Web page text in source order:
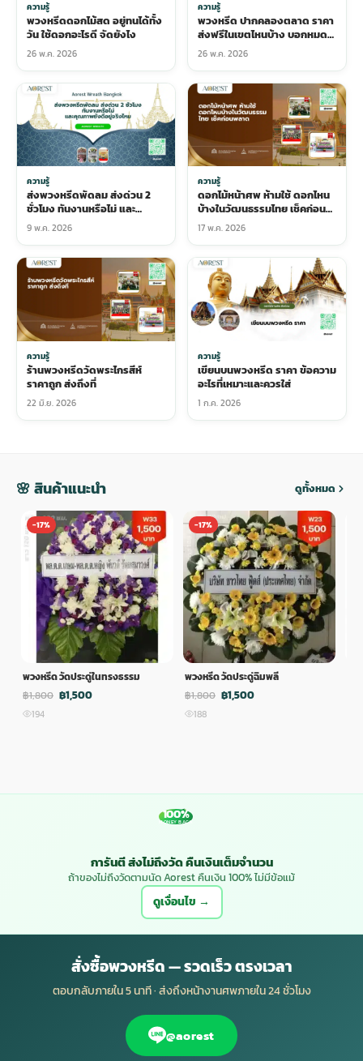
ความรู้
พวงหรีดดอกไม้สด อยู่ทนได้ทั้ง
วัน ใช้ดอกอะไรดี จัดยังไง
26 พ.ค. 2026
ความรู้
พวงหรีด ปากคลองตลาด ราคา
ส่งฟรีในเขตไหนบ้าง บอกหมด
ไม่ต้องเดา
26 พ.ค. 2026
ความรู้
ส่งพวงหรีดพัดลม ส่งด่วน 2
ชั่วโมง ทันงานหรือไม่ และ
คุณภาพยังดีอยู่จริงไหม
9 พ.ค. 2026
ความรู้
ดอกไม้หน้าศพ ห้ามใช้ ดอกไหน
บ้างในวัฒนธรรมไทย เช็คก่อน
พลาด
17 พ.ค. 2026
ความรู้
ร้านพวงหรีดวัดพระไกรสีห์
ราคาถูก ส่งถึงที่
22 มิ.ย. 2026
ความรู้
เขียนบนพวงหรีด ราคา ข้อความ
อะไรที่เหมาะและควรใส่
1 ก.ค. 2026
🌸 สินค้าแนะนำ ดูทั้งหมด
-17%
พวงหรีด วัดประดู่ในทรงธรรม
฿1,800 ฿1,500
194
-17%
พวงหรีด วัดประดู่ฉิมพลี
฿1,800 ฿1,500
188
100%
MONEY BACK
การันตี ส่งไม่ถึงวัด คืนเงินเต็มจำนวน
ถ้าของไม่ถึงวัดตามนัด Aorest คืนเงิน 100% ไม่มีข้อแม้
ดูเงื่อนไข →
สั่งซื้อพวงหรีด — รวดเร็ว ตรงเวลา
ตอบกลับภายใน 5 นาที · ส่งถึงหน้างานศพภายใน 24 ชั่วโมง
@aorest